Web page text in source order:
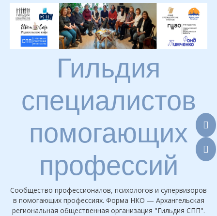
Skip
content
Гильдия
специалистов
помогающих
профессий
Сообщество профессионалов, психологов и супервизоров
в помогающих профессиях. Форма НКО — Архангельская
региональная общественная организация "Гильдия СПП".